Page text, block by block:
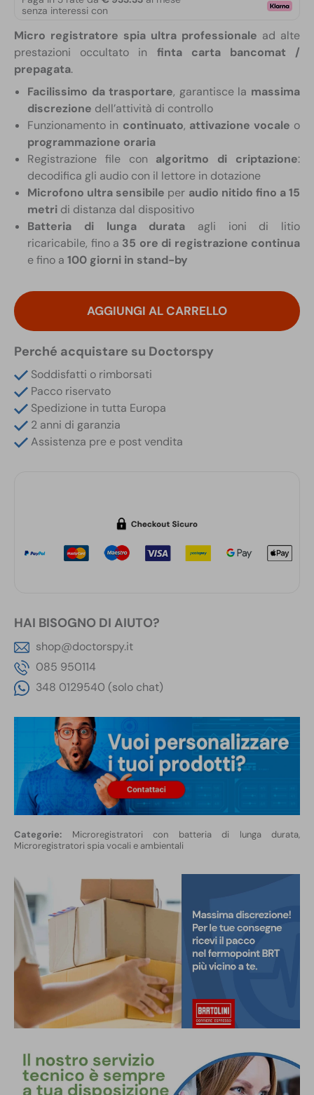
senza interessi con
Micro registratore spia ultra professionale ad alte
prestazioni occultato in finta carta bancomat /
prepagata.
Facilissimo da trasportare, garantisce la massima
discrezione dell’attività di controllo
Funzionamento in continuato, attivazione vocale o
programmazione oraria
Registrazione file con algoritmo di criptazione:
decodifica gli audio con il lettore in dotazione
Microfono ultra sensibile per audio nitido fino a 15
metri di distanza dal dispositivo
Batteria di lunga durata agli ioni di litio
ricaricabile, fino a 35 ore di registrazione continua
e fino a 100 giorni in stand-by
Registratore
Digitale
VOX
Prestazioni
Criptato
in
Carta
Prepagata
quantità
AGGIUNGI AL CARRELLO
Perché acquistare su Doctorspy
Soddisfatti o rimborsati
Pacco riservato
Spedizione in tutta Europa
2 anni di garanzia
Assistenza pre e post vendita
HAI BISOGNO DI AIUTO?
shop@doctorspy.it
085 950114
348 0129540 (solo chat)
Microregistratori con batteria di lunga durata,
Microregistratori spia vocali e ambientali